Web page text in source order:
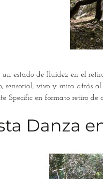
estado de fluidez en el
vivo y mira atrás
Specific en formato retiro
Danza